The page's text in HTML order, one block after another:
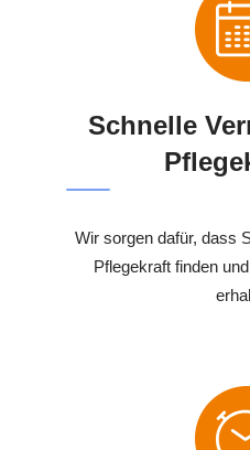
Schnelle
Wir sorgen dafür, dass
Pflegekraft finden